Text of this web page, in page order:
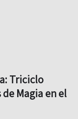
Triciclo
Magia en el